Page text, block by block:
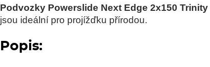
Podvozky Powerslide Next Edge 2x150 Trinity
jsou ideální pro projížďku přírodou.
Popis: